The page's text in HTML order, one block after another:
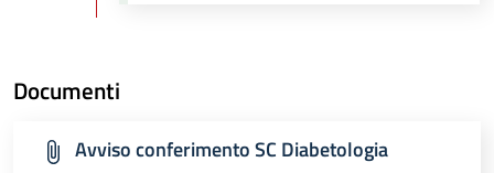
Documenti
Avviso conferimento SC Diabetologia